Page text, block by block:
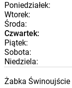
Poniedziałek:
Wtorek:
Środa:
Czwartek:
Piątek:
Sobota:
Niedziela:
Żabka Świnoujście